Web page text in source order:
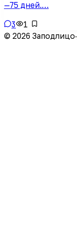
—75 дней.…
3 1
© 2026 Заподлицо·